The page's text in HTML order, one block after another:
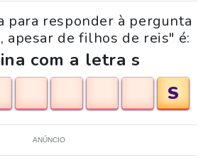
para responder à pergunta
apesar de filhos de reis" é:
com a letra s
S
ANÚNCIO